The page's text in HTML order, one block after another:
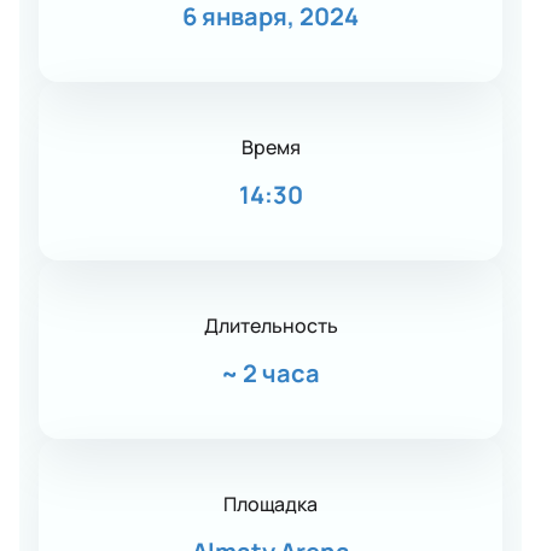
6 января, 2024
Время
14:30
Длительность
~ 2 часа
Площадка